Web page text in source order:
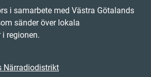
i samarbete med Västra Götalands
sänder över lokala
regionen.
Närradiodistrikt